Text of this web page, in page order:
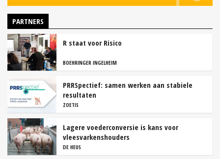
PARTNERS
R staat voor Risico
BOEHRINGER INGELHEIM
PRRSpectief: samen werken aan stabiele
resultaten
ZOETIS
Lagere voederconversie is kans voor
vleesvarkenshouders
DE HEUS